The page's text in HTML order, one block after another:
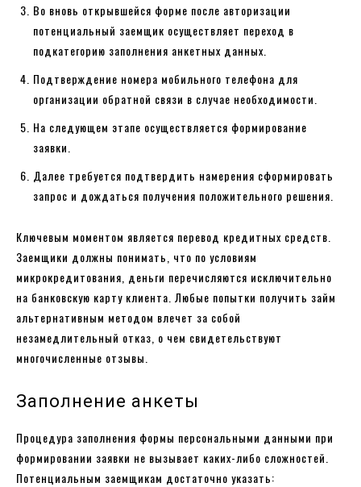
Во вновь открывшейся форме после авторизации
потенциальный заемщик осуществляет переход в
подкатегорию заполнения анкетных данных.
Подтверждение номера мобильного телефона для
организации обратной связи в случае необходимости.
На следующем этапе осуществляется формирование
заявки.
Далее требуется подтвердить намерения сформировать
запрос и дождаться получения положительного решения.
Ключевым моментом является перевод кредитных средств.
Заемщики должны понимать, что по условиям
микрокредитования, деньги перечисляются исключительно
на банковскую карту клиента. Любые попытки получить займ
альтернативным методом влечет за собой
незамедлительный отказ, о чем свидетельствуют
многочисленные отзывы.
Заполнение анкеты
Процедура заполнения формы персональными данными при
формировании заявки не вызывает каких-либо сложностей.
Потенциальным заемщикам достаточно указать: